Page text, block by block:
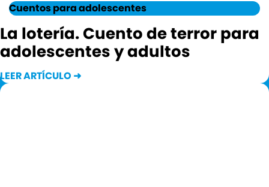
Cuentos para adolescentes
La lotería. Cuento de terror para
adolescentes y adultos
LEER ARTÍCULO ➜